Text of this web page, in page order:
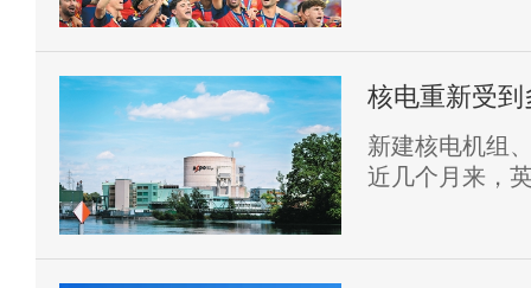
核电重新受
新建核电机组
近几个月来，